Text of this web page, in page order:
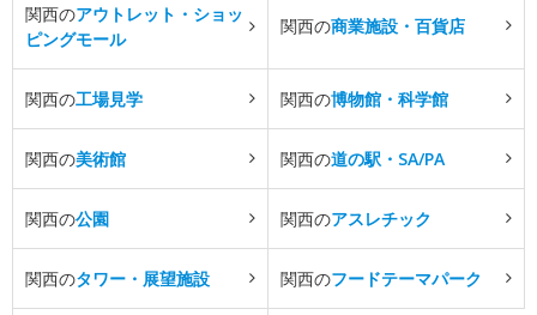
関西のアウトレット・ショッ
ピングモール
関西の商業施設・百貨店
関西の工場見学 関西の博物館・科学館
関西の美術館 関西の道の駅・SA/PA
関西の公園 関西のアスレチック
関西のタワー・展望施設 関西のフードテーマパーク